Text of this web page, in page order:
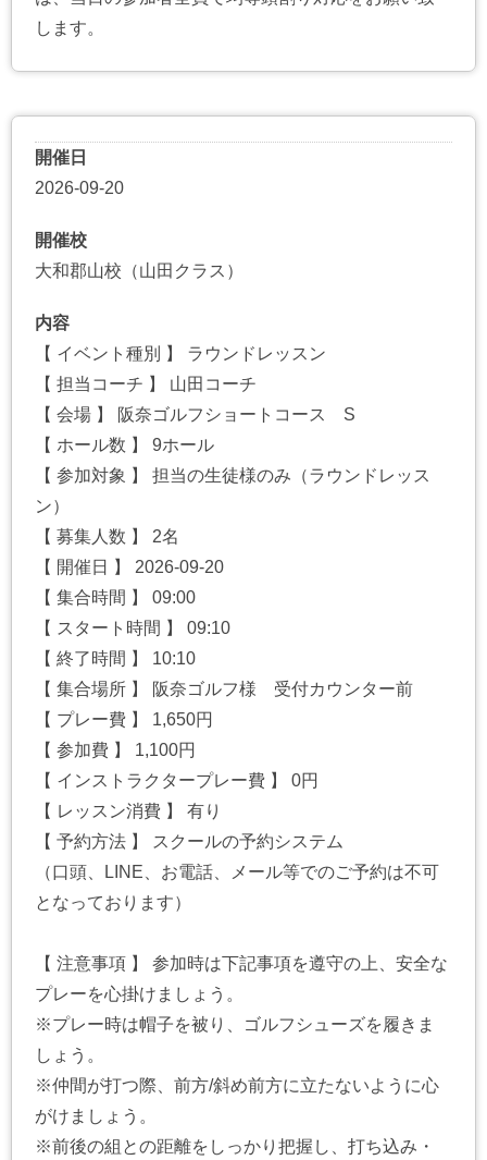
します。
開催日
2026-09-20
開催校
大和郡山校（山田クラス）
内容
【 イベント種別 】 ラウンドレッスン
【 担当コーチ 】 山田コーチ
【 会場 】 阪奈ゴルフショートコース S
【 ホール数 】 9ホール
【 参加対象 】 担当の生徒様のみ（ラウンドレッス
ン）
【 募集人数 】 2名
【 開催日 】 2026-09-20
【 集合時間 】 09:00
【 スタート時間 】 09:10
【 終了時間 】 10:10
【 集合場所 】 阪奈ゴルフ様 受付カウンター前
【 プレー費 】 1,650円
【 参加費 】 1,100円
【 インストラクタープレー費 】 0円
【 レッスン消費 】 有り
【 予約方法 】 スクールの予約システム
（口頭、LINE、お電話、メール等でのご予約は不可
となっております）
【 注意事項 】 参加時は下記事項を遵守の上、安全な
プレーを心掛けましょう。
※プレー時は帽子を被り、ゴルフシューズを履きま
しょう。
※仲間が打つ際、前方/斜め前方に立たないように心
がけましょう。
※前後の組との距離をしっかり把握し、打ち込み・